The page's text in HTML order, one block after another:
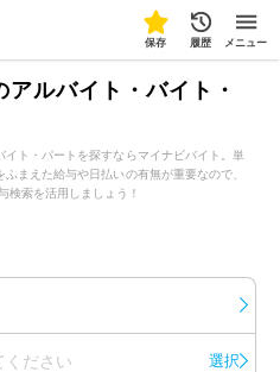
保存 履歴 メニュー
ルバイト・バイト・
ト・パートを探すならマイナビバイト。単
まえた給与や日払いの有無が重要なので、
検索を活用しましょう！
ください 選択